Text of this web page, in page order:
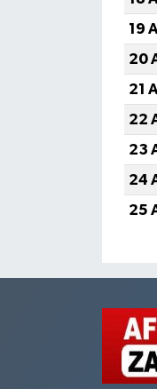
19
20
21
22
23
24
25